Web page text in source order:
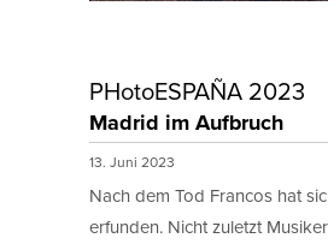
PHotoESPAÑA 2023
Madrid im Aufbruch
13. Juni 2023
Nach dem Tod Francos hat
erfunden. Nicht zuletzt